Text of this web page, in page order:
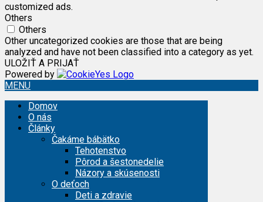
customized ads.
Others
Others
Other uncategorized cookies are those that are being
analyzed and have not been classified into a category as yet.
ULOŽIŤ A PRIJAŤ
Powered by
MENU
Domov
O nás
Články
Čakáme bábätko
Tehotenstvo
Pôrod a šestonedelie
Názory a skúsenosti
O deťoch
Deti a zdravie